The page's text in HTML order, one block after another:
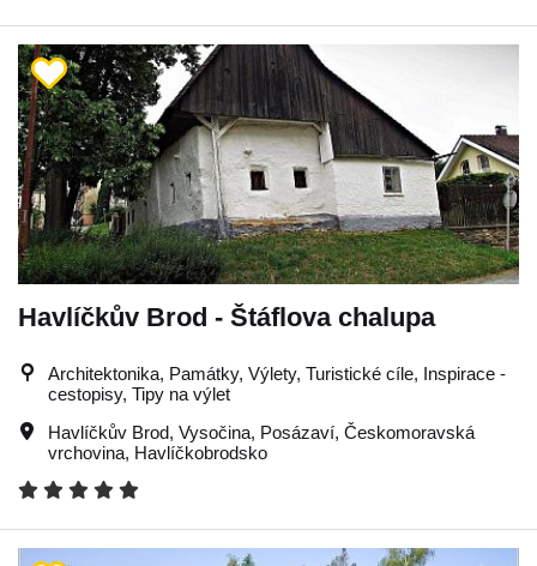
Havlíčkův Brod - Štáflova chalupa
Architektonika, Památky, Výlety, Turistické cíle, Inspirace -
cestopisy, Tipy na výlet
Havlíčkův Brod, Vysočina, Posázaví, Českomoravská
vrchovina, Havlíčkobrodsko